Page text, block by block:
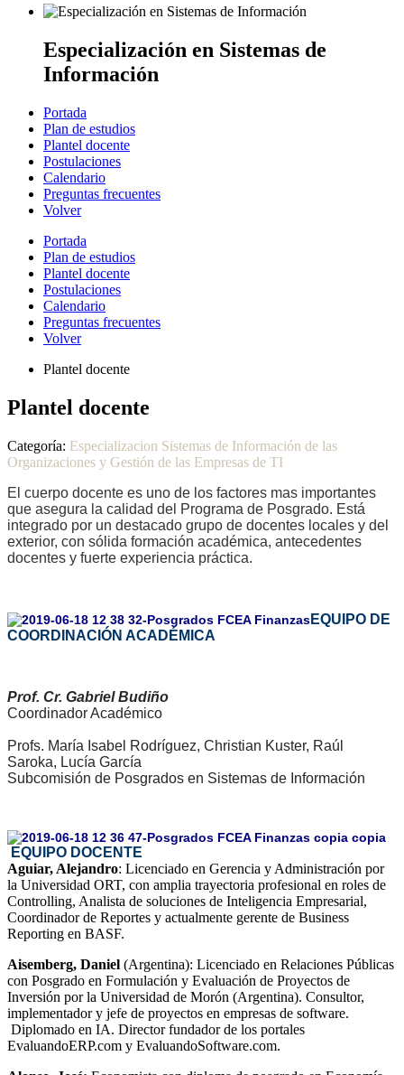
Especialización en Sistemas de
Información
Portada
Plan de estudios
Plantel docente
Postulaciones
Calendario
Preguntas frecuentes
Volver
Portada
Plan de estudios
Plantel docente
Postulaciones
Calendario
Preguntas frecuentes
Volver
Plantel docente
Plantel docente
Categoría: Especializacion Sistemas de Información de las
Organizaciones y Gestión de las Empresas de TI
El cuerpo docente es uno de los factores mas importantes
que asegura la calidad del Programa de Posgrado. Está
integrado por un destacado grupo de docentes locales y del
exterior, con sólida formación académica, antecedentes
docentes y fuerte experiencia práctica.
EQUIPO DE
COORDINACIÓN ACADÉMICA
Prof. Cr. Gabriel Budiño
Coordinador Académico
Profs. María Isabel Rodríguez, Christian Kuster, Raúl
Saroka, Lucía García
Subcomisión de Posgrados en Sistemas de Información
EQUIPO DOCENTE
Aguiar, Alejandro: Licenciado en Gerencia y Administración por
la Universidad ORT, con amplia trayectoria profesional en roles de
Controlling, Analista de soluciones de Inteligencia Empresarial,
Coordinador de Reportes y actualmente gerente de Business
Reporting en BASF.
Aisemberg, Daniel (Argentina): Licenciado en Relaciones Públicas
con Posgrado en Formulación y Evaluación de Proyectos de
Inversión por la Universidad de Morón (Argentina). Consultor,
implementador y jefe de proyectos en empresas de software.
Diplomado en IA. Director fundador de los portales
EvaluandoERP.com y EvaluandoSoftware.com.